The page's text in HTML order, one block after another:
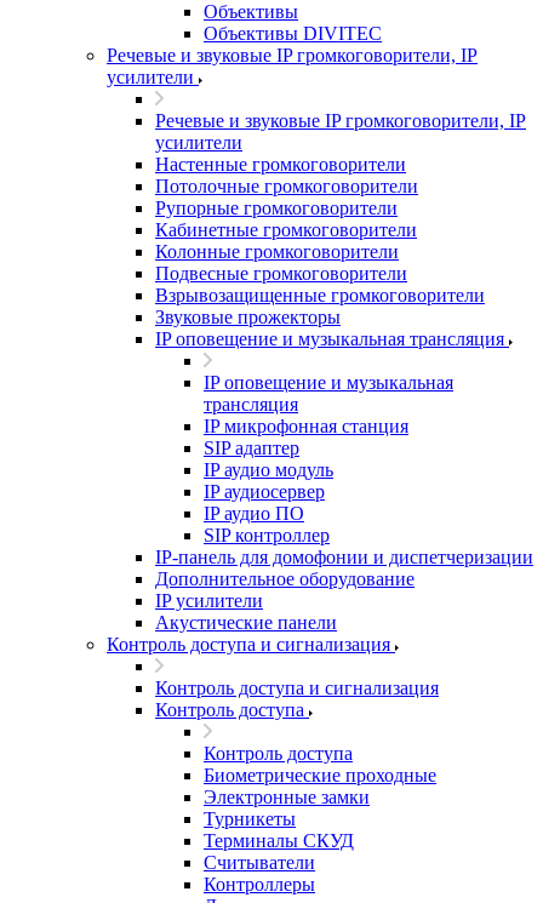
Объективы
Объективы DIVITEC
Речевые и звуковые IP громкоговорители, IP
усилители
Речевые и звуковые IP громкоговорители, IP
усилители
Настенные громкоговорители
Потолочные громкоговорители
Рупорные громкоговорители
Кабинетные громкоговорители
Колонные громкоговорители
Подвесные громкоговорители
Взрывозащищенные громкоговорители
Звуковые прожекторы
IP оповещение и музыкальная трансляция
IP оповещение и музыкальная
трансляция
IP микрофонная станция
SIP адаптер
IP аудио модуль
IP аудиосервер
IP аудио ПО
SIP контроллер
IP-панель для домофонии и диспетчеризации
Дополнительное оборудование
IP усилители
Акустические панели
Контроль доступа и сигнализация
Контроль доступа и сигнализация
Контроль доступа
Контроль доступа
Биометрические проходные
Электронные замки
Турникеты
Терминалы СКУД
Считыватели
Контроллеры